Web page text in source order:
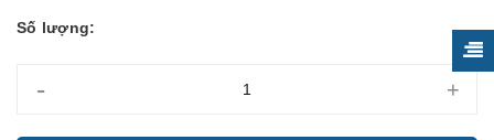
Số lượng:
- +